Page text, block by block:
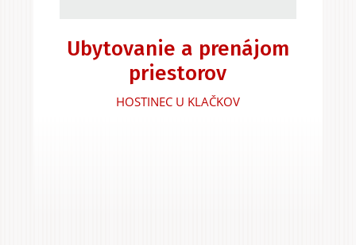
Ubytovanie a prenájom
priestorov
HOSTINEC U KLAČKOV